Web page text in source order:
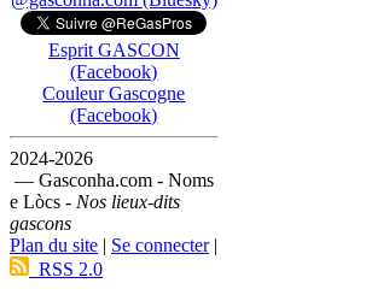
Esprit GASCON
(Facebook)
Couleur Gascogne
(Facebook)
2024-2026
— Gasconha.com - Noms
e Lòcs - Nos lieux-dits
gascons
Plan du site | Se connecter|
RSS 2.0